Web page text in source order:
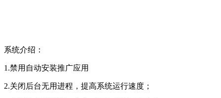
系统介绍：
1.禁用自动安装推广应用
2.关闭后台无用进程，提高系统运行速度；